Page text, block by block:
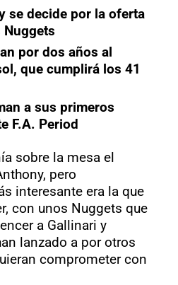
se decide por la oferta
Nuggets
por dos años al
que cumplirá los 41
a sus primeros
F.A. Period
sobre la mesa el
pero
interesante era la que
con unos Nuggets que
a Gallinari y
lanzado a por otros
comprometer con